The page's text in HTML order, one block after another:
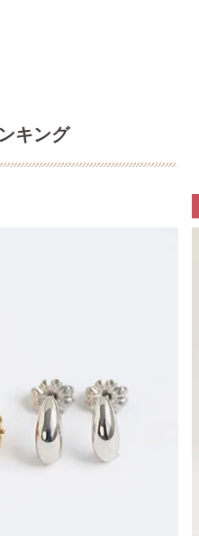
キング